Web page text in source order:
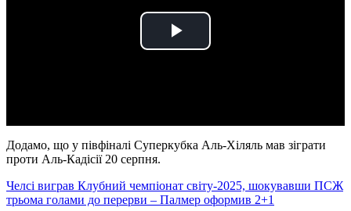
Play
Додамо, що у півфіналі Суперкубка Аль-Хіляль мав зіграти
проти Аль-Кадісії 20 серпня.
Челсі виграв Клубний чемпіонат світу-2025, шокувавши ПСЖ
трьома голами до перерви – Палмер оформив 2+1